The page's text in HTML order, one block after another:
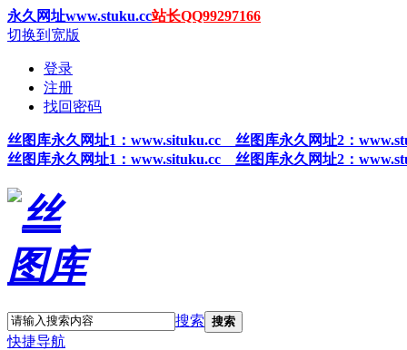
永久网址www.stuku.cc站长QQ99297166
切换到宽版
登录
注册
找回密码
丝图 库永久网址1 ：www.situku.cc 丝图库永久网址2：
丝图 库永久网址1 ：www.situku.cc 丝图库永久网址2：
搜索 搜索
快捷导航